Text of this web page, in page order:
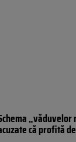
„văduvelor
că profită